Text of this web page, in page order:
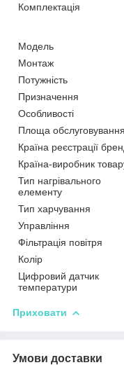
Комплектація
Модель
Монтаж
Потужність
Призначення
Особливості
Площа обслуговування
Країна реєстрації
Країна-виробник
Тип нагрівального
елементу
Тип харчування
Управління
Фільтрація повітря
Колір
Цифровий датчик
температури
Приховати
Умови доставки